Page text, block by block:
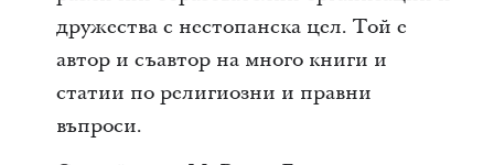
дружества с нестопанска цел. Той е
автор и съавтор на много книги и
статии по религиозни и правни
въпроси.